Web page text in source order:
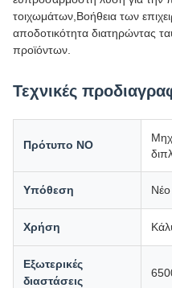
τοιχωμάτων,Βοήθεια των
αποδοτικότητα διατηρώντας
προϊόντων.
Τεχνικές
Πρότυπο ΝΟ
Υπόθεση Νέο
Χρήση
Εξωτερικές
διαστάσεις